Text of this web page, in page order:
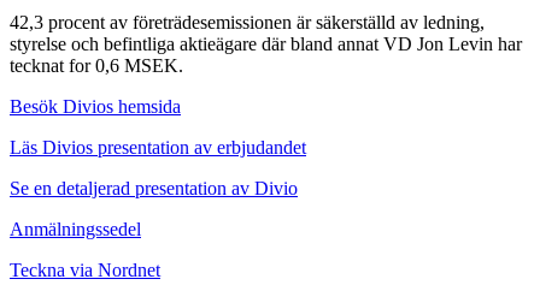
42,3 procent av företrädesemissionen är säkerställd av ledning,
styrelse och befintliga aktieägare där bland annat VD Jon Levin har
tecknat for 0,6 MSEK.
Besök Divios hemsida
Läs Divios presentation av erbjudandet
Se en detaljerad presentation av Divio
Anmälningssedel
Teckna via Nordnet